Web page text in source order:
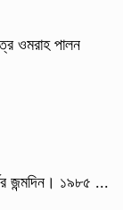
ওমরাহ পালন
জন্মদিন। ১৯৮৫ ...